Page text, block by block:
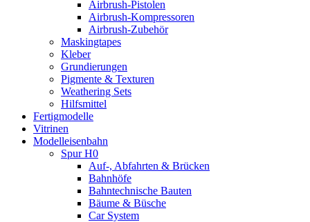
Airbrush-Pistolen
Airbrush-Kompressoren
Airbrush-Zubehör
Maskingtapes
Kleber
Grundierungen
Pigmente & Texturen
Weathering Sets
Hilfsmittel
Fertigmodelle
Vitrinen
Modelleisenbahn
Spur H0
Auf-, Abfahrten & Brücken
Bahnhöfe
Bahntechnische Bauten
Bäume & Büsche
Car System